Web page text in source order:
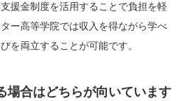
援金制度を活用することで負担を軽
ー高等学院では収入を得ながら学べ
を両立することが可能です。
場合はどちらが向いています